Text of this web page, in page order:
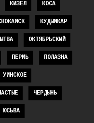
КИЗЕЛ КОСА
КУДЫМКАР
ОКТЯБРЬСКИЙ
ПЕРМЬ ПОЛАЗНА
УИНСКОЕ
ЧЕРДЫНЬ
ЮСЬВА